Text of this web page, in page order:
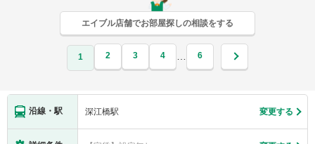
エイブル店舗でお部屋探しの相談をする
1 2 3 4 … 6
沿線・駅 深江橋駅 変更する